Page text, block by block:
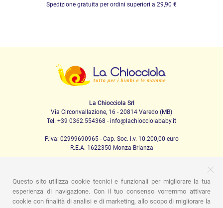
Spedizione gratuita per ordini superiori a 29,90 €
La Chiocciola Srl
Via Circonvallazione, 16 - 20814 Varedo (MB)
Tel. +39 0362.554368 - info@lachiocciolababy.it
P.iva: 02999690965 - Cap. Soc. i.v. 10.200,00 euro
R.E.A. 1622350 Monza Brianza
PRODOTTI
Passeggio
Seggiolini Auto A casa Pappa
Nanna
Questo sito utilizza cookie tecnici e funzionali per migliorare la tua
esperienza di navigazione. Con il tuo consenso vorremmo attivare
cookie con finalità di analisi e di marketing, allo scopo di migliorare la